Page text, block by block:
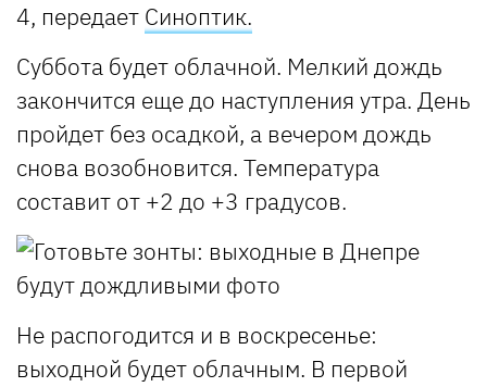
4, передает Синоптик.
Суббота будет облачной. Мелкий дождь
закончится еще до наступления утра. День
пройдет без осадкой, а вечером дождь
снова возобновится. Температура
составит от +2 до +3 градусов.
Не распогодится и в воскресенье:
выходной будет облачным. В первой